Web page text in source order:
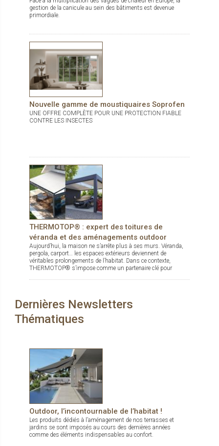
gestion de la canicule au sein des bâtiments est devenue
primordiale.
Nouvelle gamme de moustiquaires Soprofen
UNE OFFRE COMPLÈTE POUR UNE PROTECTION FIABLE
CONTRE LES INSECTES
THERMOTOP® : expert des toitures de
véranda et des aménagements outdoor
Aujourd’hui, la maison ne s’arrête plus à ses murs. Véranda,
pergola, carport… les espaces extérieurs deviennent de
véritables prolongements de l’habitat. Dans ce contexte,
THERMOTOP® s’impose comme un partenaire clé pour
Dernières Newsletters
Thématiques
Outdoor, l’incontournable de l’habitat !
Les produits dédiés à l’aménagement de nos terrasses et
jardins se sont imposés au cours des dernières années
comme des éléments indispensables au confort.